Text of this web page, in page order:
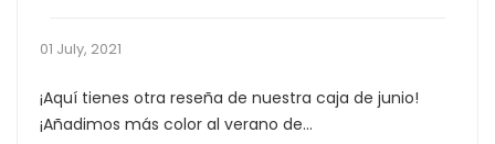
01 July, 2021
¡Aquí tienes otra reseña de nuestra caja de junio!
¡Añadimos más color al verano de...